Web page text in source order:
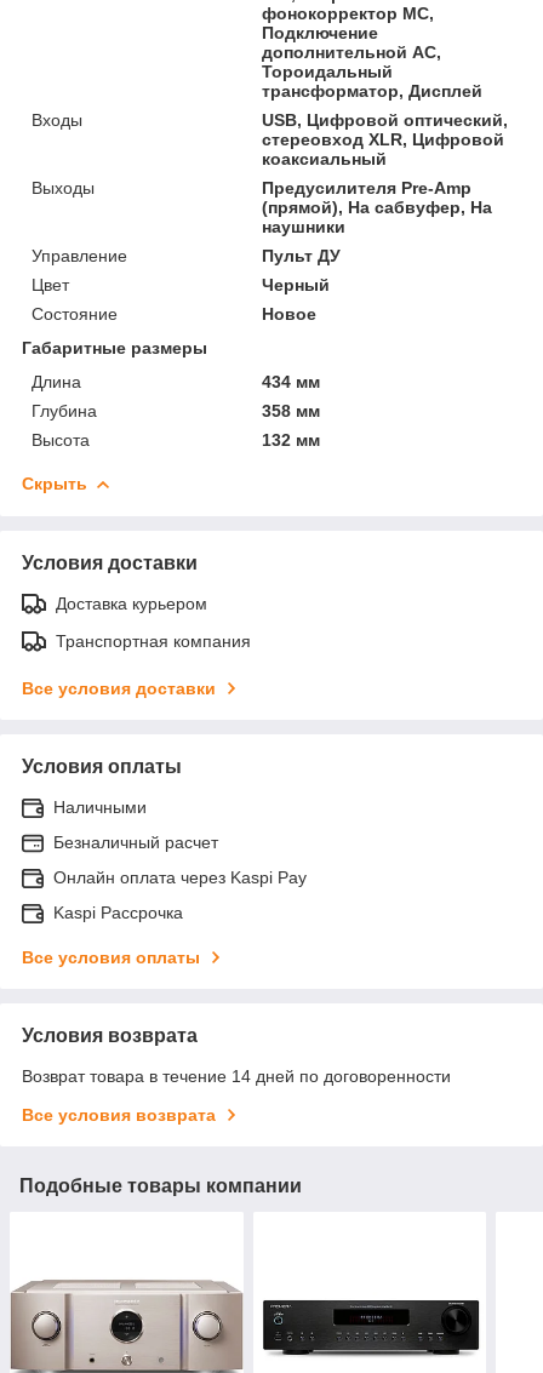
фонокорректор МС,
Подключение
дополнительной АС,
Тороидальный
трансформатор, Дисплей
Входы
USB, Цифровой оптический,
стереовход XLR, Цифровой
коаксиальный
Выходы
Предусилителя Pre-Amp
(прямой), На сабвуфер, На
наушники
Управление
Пульт ДУ
Цвет
Черный
Состояние
Новое
Габаритные размеры
Длина
434 мм
Глубина
358 мм
Высота
132 мм
Скрыть
Условия доставки
Доставка курьером
Транспортная компания
Все условия доставки
Условия оплаты
Наличными
Безналичный расчет
Онлайн оплата через Kaspi Pay
Kaspi Рассрочка
Все условия оплаты
Условия возврата
Возврат товара в течение 14 дней по договоренности
Все условия возврата
Подобные товары компании